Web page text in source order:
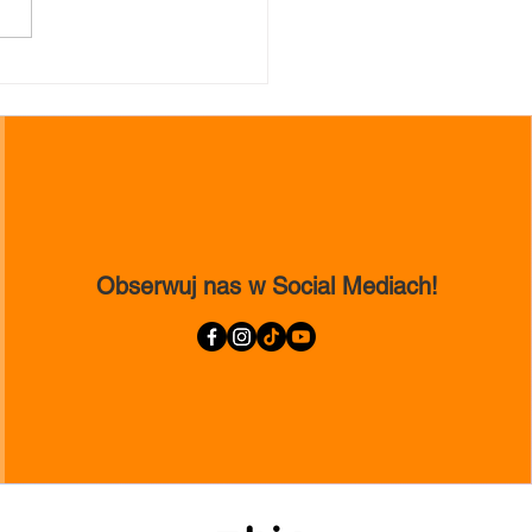
Z sukcesami na
Obserwuj nas w Social Mediach!